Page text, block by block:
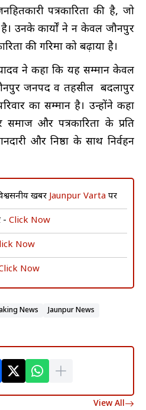
पत्रकारिता की है, जो
उनके कार्यों ने न केवल जौनपुर
की गरिमा को बढ़ाया है।
यादव ने कहा कि यह सम्मान केवल
जनपद व तहसील बदलापुर
का सम्मान है। उन्होंने कहा
और पत्रकारिता के प्रति
और निष्ठा के साथ निर्वहन
खबरें Jaunpur Varta पर
- Click Now
Now
Now
News
Jaunpur News
View All